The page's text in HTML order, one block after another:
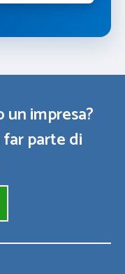
impresa?
parte di